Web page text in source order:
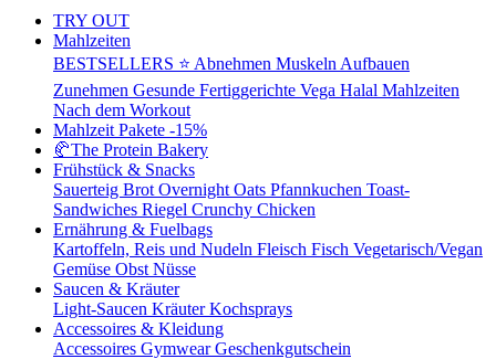
TRY OUT
Mahlzeiten
BESTSELLERS ⭐ Abnehmen Muskeln Aufbauen
Zunehmen Gesunde Fertiggerichte Vega Halal Mahlzeiten
Nach dem Workout
Mahlzeit Pakete -15%
🥐The Protein Bakery
Frühstück & Snacks
Sauerteig Brot Overnight Oats Pfannkuchen Toast-
Sandwiches Riegel Crunchy Chicken
Ernährung & Fuelbags
Kartoffeln, Reis und Nudeln Fleisch Fisch Vegetarisch/Vegan
Gemüse Obst Nüsse
Saucen & Kräuter
Light-Saucen KräuterKochsprays
Accessoires & Kleidung
Accessoires GymwearGeschenkgutschein